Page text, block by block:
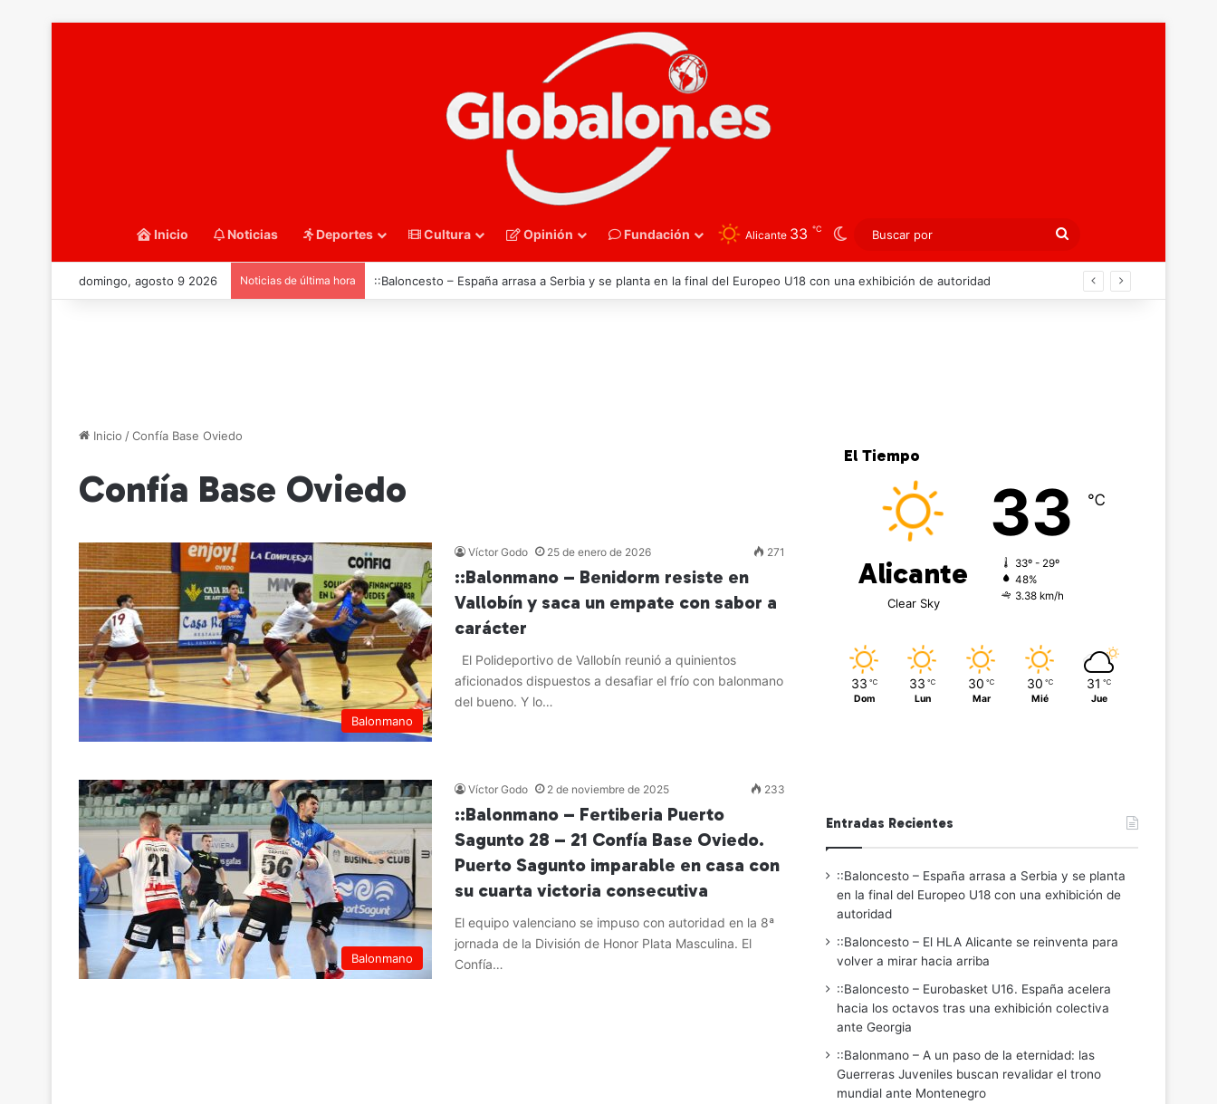
Inicio Noticias Deportes Cultura Opinión Fundación Alicante 33 ℃ Switch skin
Buscar
por
domingo, agosto 9 2026 Noticias de última hora ::Baloncesto – Eurobasket U16. España acelera hacia los octavos tras una exhibición colectiva ante Georgia
Inicio /Confía Base Oviedo
Confía Base Oviedo
Balonmano
Víctor Godo 25 de enero de 2026 271
::Balonmano – Benidorm resiste en
Vallobín y saca un empate con sabor a
carácter
El Polideportivo de Vallobín reunió a quinientos
aficionados dispuestos a desafiar el frío con balonmano
del bueno. Y lo…
Balonmano
Víctor Godo 2 de noviembre de 2025 233
::Balonmano – Fertiberia Puerto
Sagunto 28 – 21 Confía Base Oviedo.
Puerto Sagunto imparable en casa con
su cuarta victoria consecutiva
El equipo valenciano se impuso con autoridad en la 8ª
jornada de la División de Honor Plata Masculina. El
Confía…
El Tiempo
Alicante
Clear Sky
33 ℃
33º - 29º
48%
3.38 km/h
33 ℃
Dom
33 ℃
Lun
30 ℃
Mar
30 ℃
Mié
31 ℃
Jue
Entradas Recientes
::Baloncesto – España arrasa a Serbia y se planta
en la final del Europeo U18 con una exhibición de
autoridad
::Baloncesto – El HLA Alicante se reinventa para
volver a mirar hacia arriba
::Baloncesto – Eurobasket U16. España acelera
hacia los octavos tras una exhibición colectiva
ante Georgia
::Balonmano – A un paso de la eternidad: las
Guerreras Juveniles buscan revalidar el trono
mundial ante Montenegro